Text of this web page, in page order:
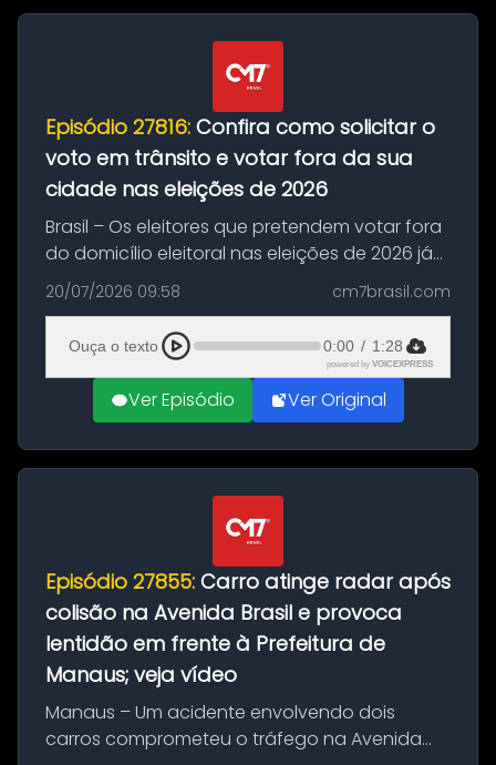
Episódio 27816: Confira como solicitar o
voto em trânsito e votar fora da sua
cidade nas eleições de 2026
Brasil – Os eleitores que pretendem votar fora
do domicílio eleitoral nas eleições de 2026 já
podem solicitar o voto em trânsito a partir
desta segunda-feira (20). O pedido pode ser
feito até 20 de ag...
20/07/2026 09:58 cm7brasil.com
Ouça o texto 0:00 / 1:28
powered by VOICEXPRESS
Ver Episódio Ver Original
Episódio 27855: Carro atinge radar após
colisão na Avenida Brasil e provoca
lentidão em frente à Prefeitura de
Manaus; veja vídeo
Manaus – Um acidente envolvendo dois
carros comprometeu o tráfego na Avenida